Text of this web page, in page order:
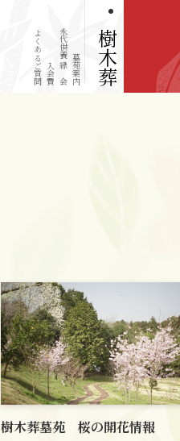
樹木葬
墓苑案内
永代供養 縁の会
入会費
よくあるご質問
樹木葬墓苑 桜の開花情報